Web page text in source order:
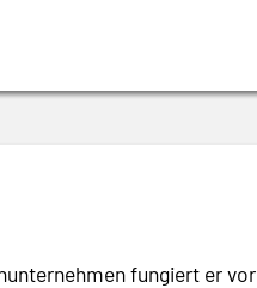
fungiert er vor